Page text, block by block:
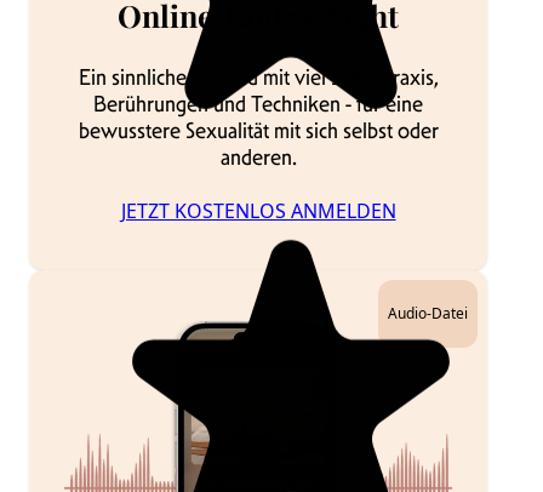
Online Tantra Night
Ein sinnlicher Abend mit viel Selbstpraxis,
Berührungen und Techniken - für eine
bewusstere Sexualität mit sich selbst oder
anderen.
JETZT KOSTENLOS ANMELDEN
Audio-Datei
Wow ich bin zutiefst berührt und beseelt von
diesem Kurs,von Anna und Yves und von Euch.
Soviel bricht grad mit fast 59J.in mir auf und
dafür bin ich von
dankbar das ich es